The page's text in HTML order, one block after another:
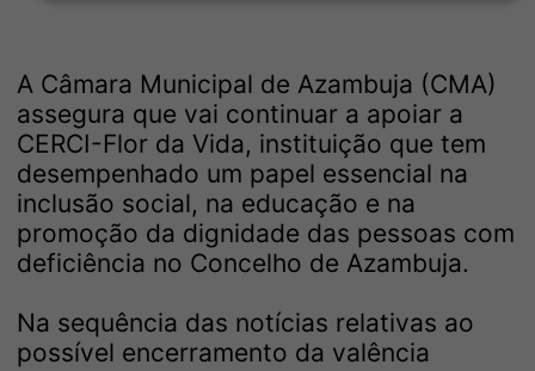
A Câmara Municipal de Azambuja (CMA)
assegura que vai continuar a apoiar a
CERCI-Flor da Vida, instituição que tem
desempenhado um papel essencial na
inclusão social, na educação e na
promoção da dignidade das pessoas com
deficiência no Concelho de Azambuja.
Na sequência das notícias relativas ao
possível encerramento da valência